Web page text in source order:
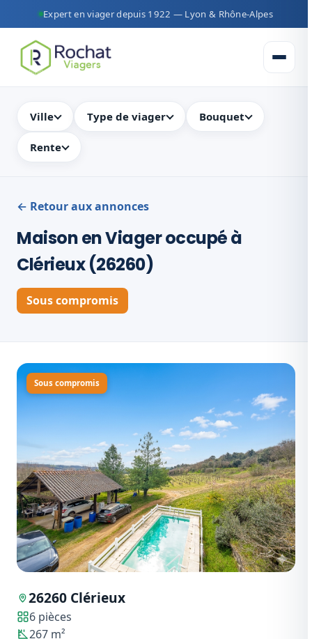
Expert en viager depuis 1922 — Lyon & Rhône-Alpes
Ouvrir
Ville Type de viager Bouquet
Rente
← Retour aux annonces
Maison en Viager occupé à
Clérieux (26260)
Sous compromis
Sous compromis
26260 Clérieux
6 pièces
267 m²